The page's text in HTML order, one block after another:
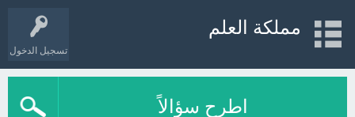
تسجيل الدخول
مملكة العلم
اطرح سؤالاً